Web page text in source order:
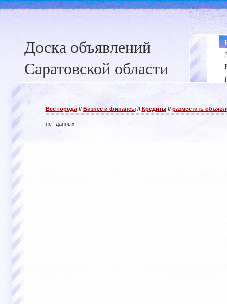
Доска объявлений
Саратовской области
Все города// Бизнес и финансы// Кредиты// разместить
нет данных